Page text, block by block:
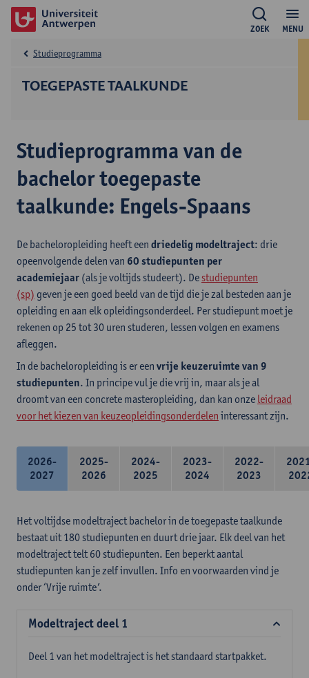
MENU
ZOEK
TOEGEPASTE TAALKUNDE
Studieprogramma
Studieprogramma van de
bachelor toegepaste
taalkunde: Engels-Spaans
De bacheloropleiding heeft een driedelig modeltraject: drie
opeenvolgende delen van 60 studiepunten per
academiejaar (als je voltijds studeert). De studiepunten
(sp) geven je een goed beeld van de tijd die je zal besteden aan je
opleiding en aan elk opleidingsonderdeel. Per studiepunt moet je
rekenen op 25 tot 30 uren studeren, lessen volgen en examens
afleggen.
In de bacheloropleiding is er een vrije keuzeruimte van 9
studiepunten. In principe vul je die vrij in, maar als je al
droomt van een concrete masteropleiding, dan kan onze leidraad
voor het kiezen van keuzeopleidingsonderdelen interessant zijn.
2026-
2027
2025-
2026
2024-
2025
2023-
2024
2022-
2023
Het voltijdse modeltraject bachelor in de toegepaste taalkunde
bestaat uit 180 studiepunten en duurt drie jaar. Elk deel van het
modeltraject telt 60 studiepunten. Een beperkt aantal
studiepunten kan je zelf invullen. Info en voorwaarden vind je
onder ‘Vrije ruimte’.
Modeltraject deel 1
Deel 1 van het modeltraject is het standaard startpakket.